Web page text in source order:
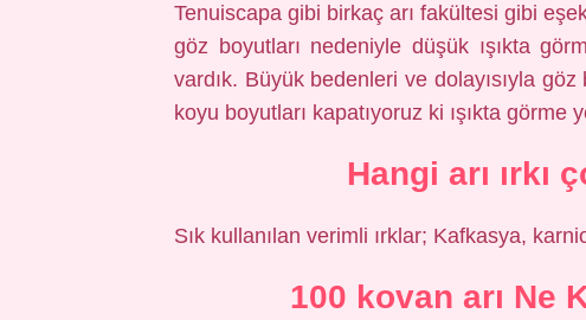
Tenuiscapa gibi birkaç arı fakültesi gibi
göz boyutları nedeniyle düşük ışıkta
vardık. Büyük bedenleri ve dolayısıyla
koyu boyutları kapatıyoruz ki ışıkta görme
Hangi arı ırkı
Sık kullanılan verimli ırklar; Kafkasya,
100 kovan arı Ne